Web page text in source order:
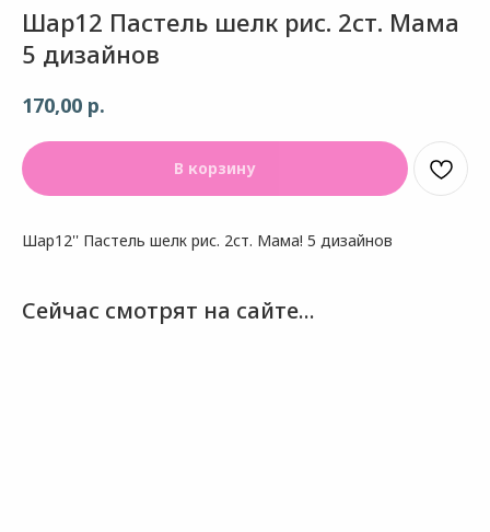
Шар12 Пастель шелк рис. 2ст. Мама
5 дизайнов
170,00 р.
В корзину
Шар12'' Пастель шелк рис. 2ст. Мама! 5 дизайнов
Сейчас смотрят на сайте...